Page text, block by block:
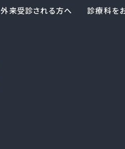
外来受診される方へ 診療科を